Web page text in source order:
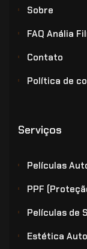
Sobre
FAQ Anália
Contato
Política de
Serviços
Películas
PPF
Películas de
Estética